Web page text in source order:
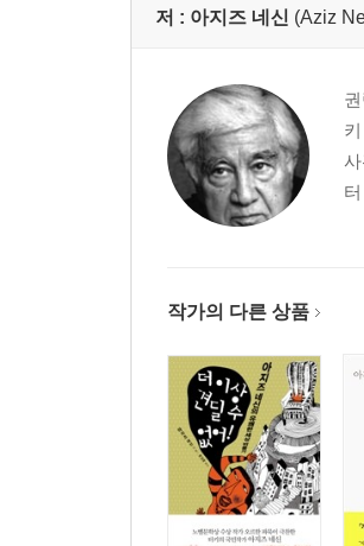
저 : 아지즈 네신 (Aziz
작가의 다른 상품